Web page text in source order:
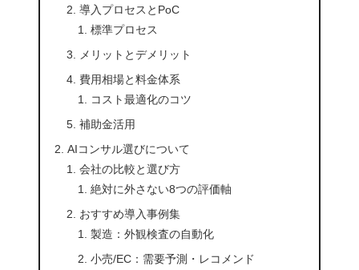
導入プロセスとPoC
標準プロセス
メリットとデメリット
費用相場と料金体系
コスト最適化のコツ
補助金活用
AIコンサル選びについて
会社の比較と選び方
絶対に外さない8つの評価軸
おすすめ導入事例集
製造：外観検査の自動化
小売/EC：需要予測・レコメンド